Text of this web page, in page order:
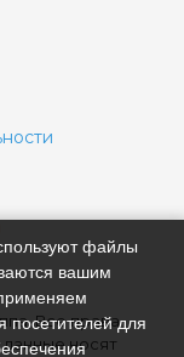
Все права
носят
файлы
вашим
посетителей для